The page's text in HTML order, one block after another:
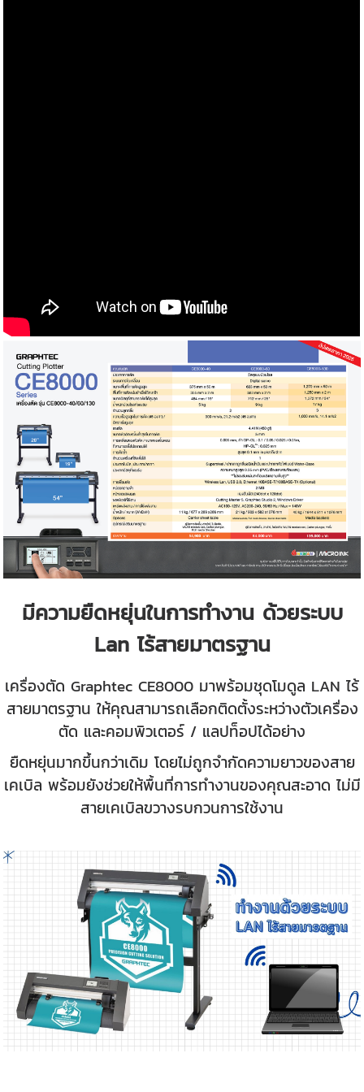
มีความยืดหยุ่นในการทำงาน ด้วยระบบ
Lan ไร้สายมาตรฐาน
เครื่องตัด Graphtec CE8000 มาพร้อมชุดโมดูล LAN ไร้
สายมาตรฐาน ให้คุณสามารถเลือกติดตั้งระหว่างตัวเครื่อง
ตัด และคอมพิวเตอร์ / แลปท็อปได้อย่าง
ยืดหยุ่นมากขึ้นกว่าเดิม โดยไม่ถูกจำกัดความยาวของสาย
เคเบิล พร้อมยังช่วยให้พื้นที่การทำงานของคุณสะอาด ไม่มี
สายเคเบิลขวางรบกวนการใช้งาน